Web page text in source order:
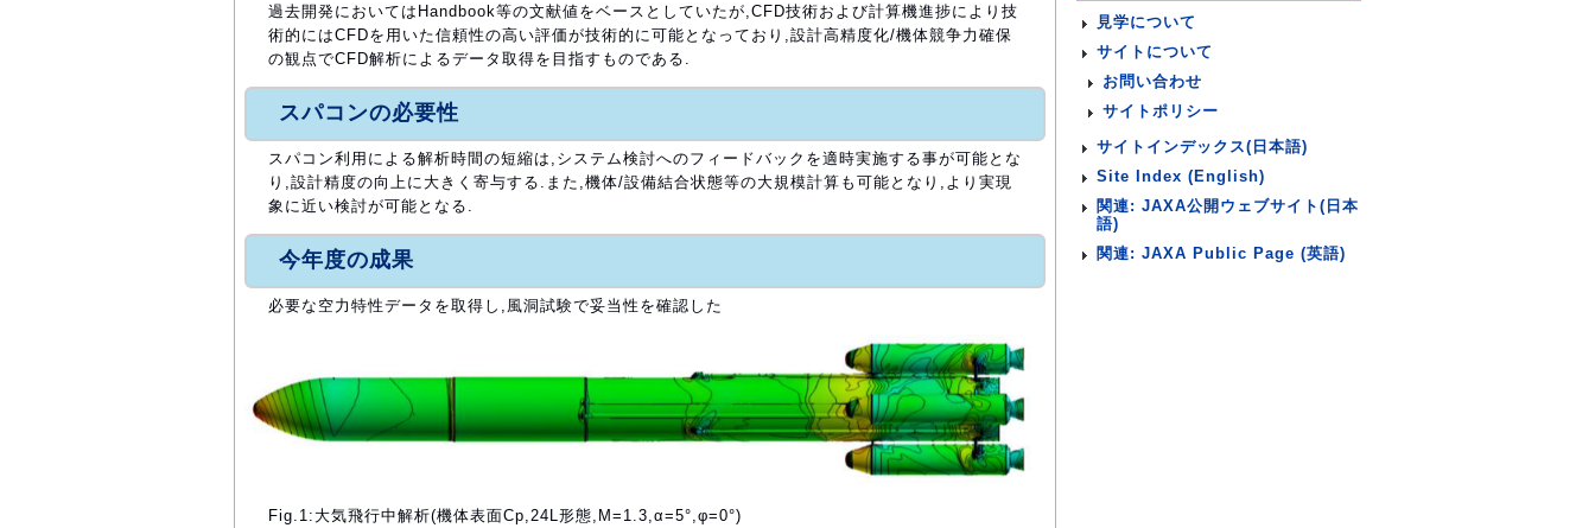
過去開発においてはHandbook等の文献値をベースとしていたが,CFD技術および計算機進捗により技
術的にはCFDを用いた信頼性の高い評価が技術的に可能となっており,設計高精度化/機体競争力確保
の観点でCFD解析によるデータ取得を目指すものである.
スパコンの必要性
スパコン利用による解析時間の短縮は,システム検討へのフィードバックを適時実施する事が可能とな
り,設計精度の向上に大きく寄与する.また,機体/設備結合状態等の大規模計算も可能となり,より実現
象に近い検討が可能となる.
今年度の成果
必要な空力特性データを取得し,風洞試験で妥当性を確認した
Fig.1:大気飛行中解析(機体表面Cp,24L形態,M=1.3,α=5°,φ=0°)
見学について
サイトについて
お問い合わせ
サイトポリシー
サイトインデックス(日本語)
Site Index (English)
関連: JAXA公開ウェブサイト(日本
語)
関連: JAXA Public Page (英語)